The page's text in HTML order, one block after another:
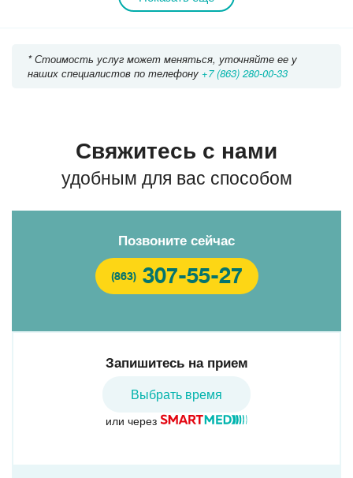
* Стоимость услуг может меняться, уточняйте ее у
наших специалистов по телефону +7 (863) 280-00-33
Свяжитесь с нами
удобным для вас способом
Позвоните сейчас
(863) 307-55-27
Запишитесь на прием
Выбрать время
или через